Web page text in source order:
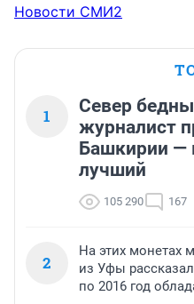
Новости СМИ2
1
Север
журналист
Башкирии —
лучший
105 290 167
2
На этих монетах
из Уфы
по 2016 год